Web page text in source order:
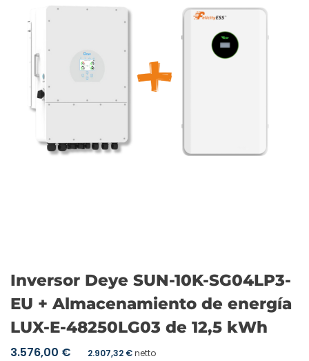
Inversor Deye SUN-10K-SG04LP3-
EU + Almacenamiento de energía
LUX-E-48250LG03 de 12,5 kWh
3.576,00 € 2.907,32 €netto